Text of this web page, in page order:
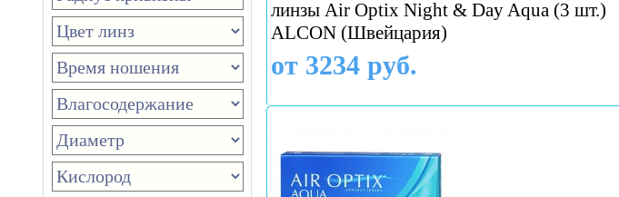
линзы Air Optix Night & Day Aqua (3 шт.)
ALCON (Швейцария)
от 3234 руб.